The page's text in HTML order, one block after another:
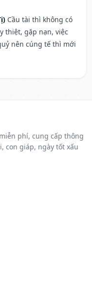
Cầu tài thì không có
thiệt, gặp nạn, việc
nên cúng tế thì mới
phí, cung cấp thông
con giáp, ngày tốt xấu